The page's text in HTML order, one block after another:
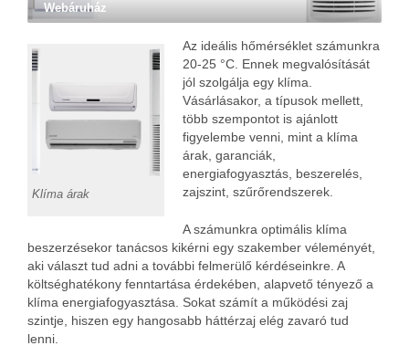
Webáruház
Klíma árak
Az ideális hőmérséklet számunkra
20-25 °C. Ennek megvalósítását
jól szolgálja egy klíma.
Vásárlásakor, a típusok mellett,
több szempontot is ajánlott
figyelembe venni, mint a klíma
árak, garanciák,
energiafogyasztás, beszerelés,
zajszint, szűrőrendszerek.
A számunkra optimális klíma
beszerzésekor tanácsos kikérni egy szakember véleményét,
aki választ tud adni a további felmerülő kérdéseinkre. A
költséghatékony fenntartása érdekében, alapvető tényező a
klíma energiafogyasztása. Sokat számít a működési zaj
szintje, hiszen egy hangosabb háttérzaj elég zavaró tud
lenni.